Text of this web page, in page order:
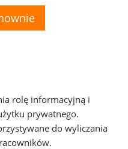
rolę informacyjną i
prywatnego.
do wyliczania